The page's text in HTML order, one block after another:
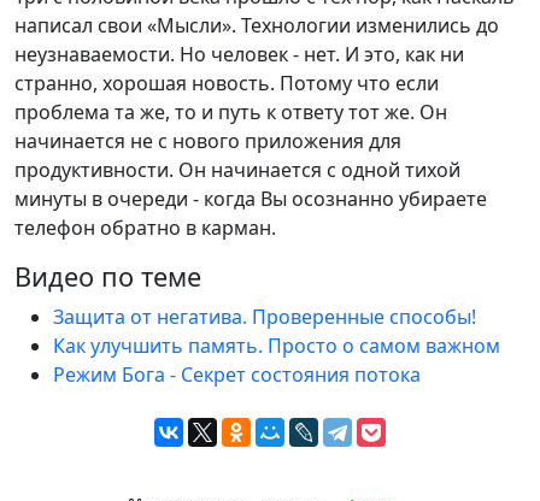
написал свои «Мысли». Технологии изменились до
неузнаваемости. Но человек - нет. И это, как ни
странно, хорошая новость. Потому что если
проблема та же, то и путь к ответу тот же. Он
начинается не с нового приложения для
продуктивности. Он начинается с одной тихой
минуты в очереди - когда Вы осознанно убираете
телефон обратно в карман.
Видео по теме
Защита от негатива. Проверенные способы!
Как улучшить память. Просто о самом важном
Режим Бога - Секрет состояния потока